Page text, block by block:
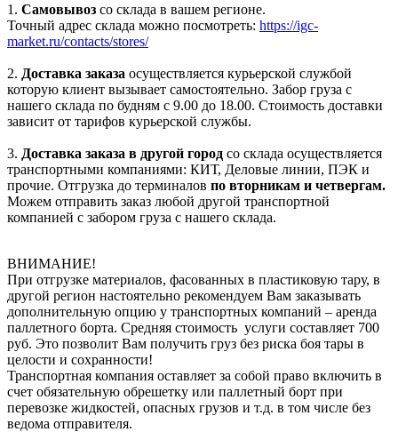
1. Самовывоз со склада в вашем регионе.
Точный адрес склада можно посмотреть: https://igc-
market.ru/contacts/stores/
2. Доставка заказа осуществляется курьерской службой
которую клиент вызывает самостоятельно. Забор груза с
нашего склада по будням с 9.00 до 18.00. Стоимость доставки
зависит от тарифов курьерской службы.
3. Доставка заказа в другой город со склада осуществляется
транспортными компаниями: КИТ, Деловые линии, ПЭК и
прочие. Отгрузка до терминалов по вторникам и четвергам.
Можем отправить заказ любой другой транспортной
компанией с забором груза с нашего склада.
ВНИМАНИЕ!
При отгрузке материалов, фасованных в пластиковую тару, в
другой регион настоятельно рекомендуем Вам заказывать
дополнительную опцию у транспортных компаний – аренда
паллетного борта. Средняя стоимость услуги составляет 700
руб. Это позволит Вам получить груз без риска боя тары в
целости и сохранности!
Транспортная компания оставляет за собой право включить в
счет обязательную обрешетку или паллетный борт при
перевозке жидкостей, опасных грузов и т.д. в том числе без
ведома отправителя.